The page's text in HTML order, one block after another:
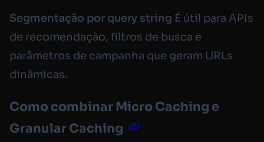
Segmentação por query string É útil para APIs
de recomendação, filtros de busca e
parâmetros de campanha que geram URLs
dinâmicas.
Como combinar Micro Caching e
Granular Caching